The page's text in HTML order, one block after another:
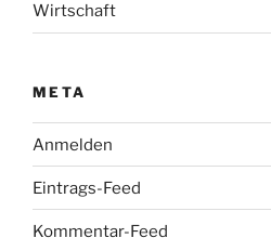
Wirtschaft
META
Anmelden
Eintrags-Feed
Kommentar-Feed